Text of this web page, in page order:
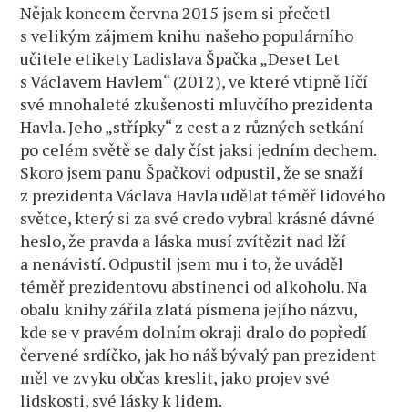
Nějak koncem června 2015 jsem si přečetl
s velikým zájmem knihu našeho populárního
učitele etikety Ladislava Špačka „Deset Let
s Václavem Havlem“ (2012), ve které vtipně líčí
své mnohaleté zkušenosti mluvčího prezidenta
Havla. Jeho „střípky“ z cest a z různých setkání
po celém světě se daly číst jaksi jedním dechem.
Skoro jsem panu Špačkovi odpustil, že se snaží
z prezidenta Václava Havla udělat téměř lidového
světce, který si za své credo vybral krásné dávné
heslo, že pravda a láska musí zvítězit nad lží
a nenávistí. Odpustil jsem mu i to, že uváděl
téměř prezidentovu abstinenci od alkoholu. Na
obalu knihy zářila zlatá písmena jejího názvu,
kde se v pravém dolním okraji dralo do popředí
červené srdíčko, jak ho náš bývalý pan prezident
měl ve zvyku občas kreslit, jako projev své
lidskosti, své lásky k lidem.